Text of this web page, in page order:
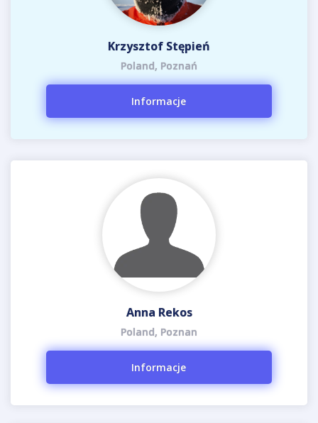
Krzysztof Stępień
Poland, Poznań
Informacje
Anna Rekos
Poland, Poznan
Informacje